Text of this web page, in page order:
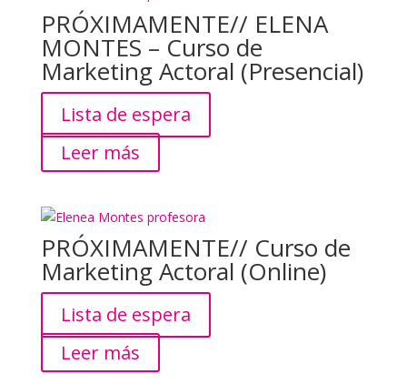
PRÓXIMAMENTE// ELENA
MONTES – Curso de
Marketing Actoral (Presencial)
Lista de espera
Leer más
PRÓXIMAMENTE// Curso de
Marketing Actoral (Online)
Lista de espera
Leer más